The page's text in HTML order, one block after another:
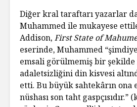
Diğer kral taraftarı yazarlar
Muhammed ile mukayese
Addison,First State of
eserinde, Muhammed
emsali görülmemiş bir şekilde
adaletsizliğini din kisvesi
etti. Bu büyük sahtekârın ona
nüshası son taht gaspçısıdır.”